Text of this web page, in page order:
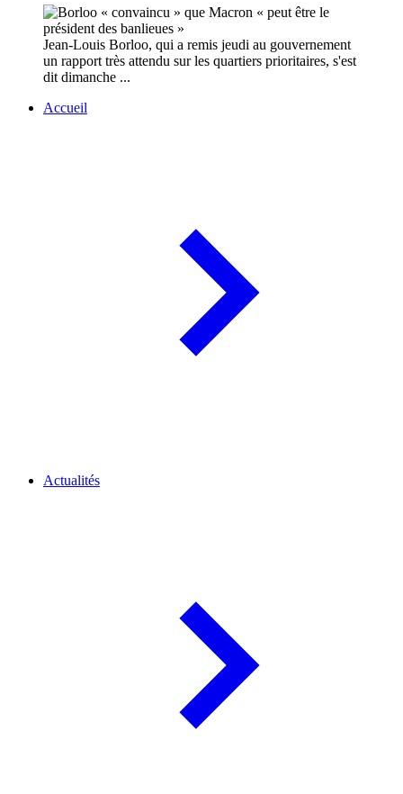
Jean-Louis Borloo, qui a remis jeudi au gouvernement
un rapport très attendu sur les quartiers prioritaires, s'est
dit dimanche ...
Accueil
Actualités